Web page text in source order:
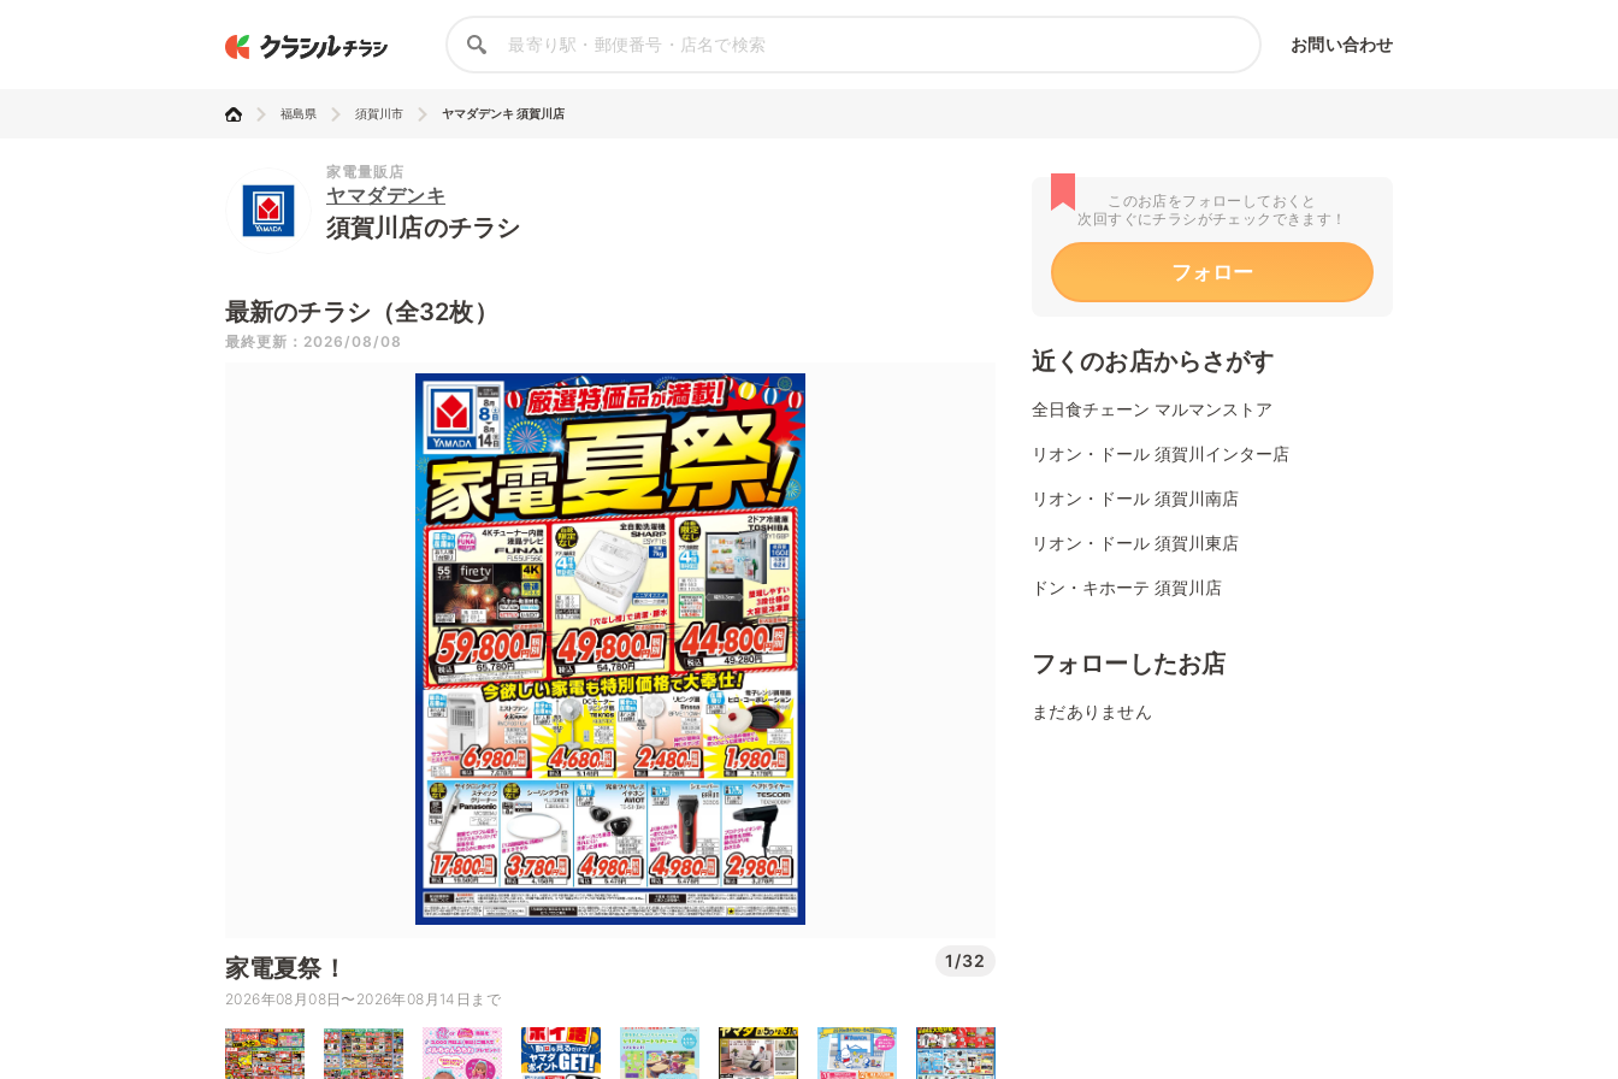
お問い合わせ
福島県 須賀川市 ヤマダデンキ 須賀川店
家電量販店
ヤマダデンキ
須賀川店のチラシ
最新のチラシ（全32枚）
最終更新：2026/08/08
家電夏祭！ 1/32
2026年08月08日〜2026年08月14日まで
このお店をフォローしておくと
次回すぐにチラシがチェックできます！
フォロー
近くのお店からさがす
全日食チェーン マルマンストア
リオン・ドール 須賀川インター店
リオン・ドール 須賀川南店
リオン・ドール 須賀川東店
ドン・キホーテ 須賀川店
フォローしたお店
まだありません